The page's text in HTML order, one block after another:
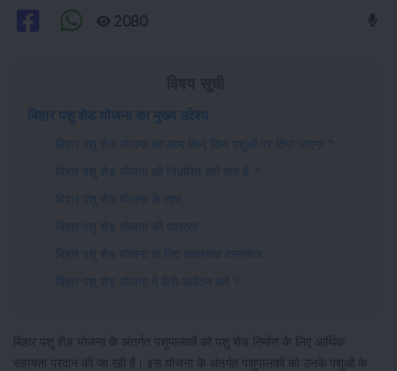
2080
बिहार पशु शेड योजना का मुख्य उद्देश्य
बिहार पशु शेड योजना का लाभ किन किन पशुओं पर दिया जाएगा ?
बिहार पशु शेड योजना की निर्धारित शर्ते क्या है ?
बिहार पशु शेड योजना के लाभ
बिहार पशु शेड योजना की पात्रता
बिहार पशु शेड योजना के लिए आवश्यक दस्तावेज
बिहार पशु शेड योजना में कैसे आवेदन करें ?
बिहार पशु शेड योजना के अंतर्गत पशुपालकों को पशु शेड निर्माण के लिए आर्थिक
सहायता प्रदान की जा रही है। इस योजना के अंतर्गत पशुपालकों को उनके पशुओं के